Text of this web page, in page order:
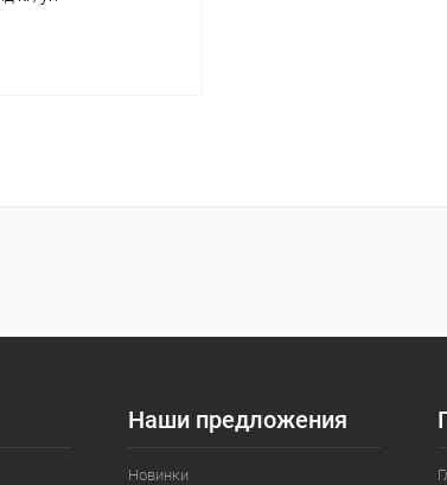
К сравнению
Наши предложения
Новинки